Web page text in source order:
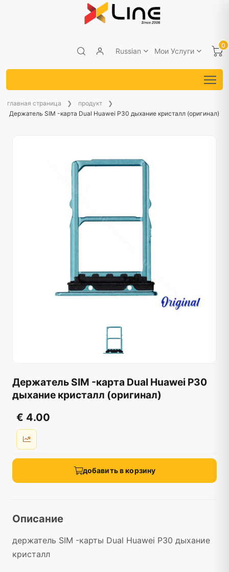
Russian Мои Услуги
0
главная страница
продукт
Держатель SIM -карта Dual Huawei P30 дыхание кристалл (оригинал)
Держатель SIM -карта Dual Huawei P30
дыхание кристалл (оригинал)
€ 4.00
добавить в корзину
Описание
держатель SIM -карты Dual Huawei P30 дыхание
кристалл